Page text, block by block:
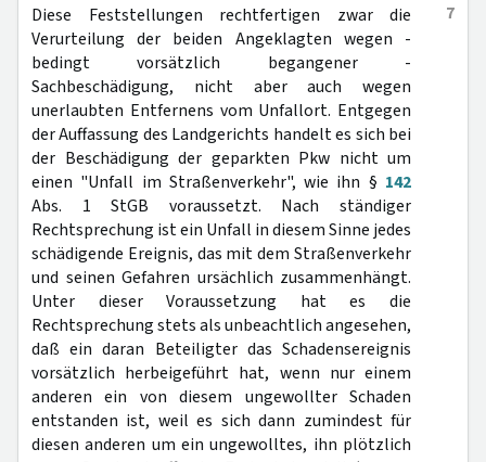
7
Diese Feststellungen rechtfertigen zwar die
Verurteilung der beiden Angeklagten wegen -
bedingt vorsätzlich begangener -
Sachbeschädigung, nicht aber auch wegen
unerlaubten Entfernens vom Unfallort. Entgegen
der Auffassung des Landgerichts handelt es sich bei
der Beschädigung der geparkten Pkw nicht um
einen "Unfall im Straßenverkehr", wie ihn § 142
Abs. 1 StGB voraussetzt. Nach ständiger
Rechtsprechung ist ein Unfall in diesem Sinne jedes
schädigende Ereignis, das mit dem Straßenverkehr
und seinen Gefahren ursächlich zusammenhängt.
Unter dieser Voraussetzung hat es die
Rechtsprechung stets als unbeachtlich angesehen,
daß ein daran Beteiligter das Schadensereignis
vorsätzlich herbeigeführt hat, wenn nur einem
anderen ein von diesem ungewollter Schaden
entstanden ist, weil es sich dann zumindest für
diesen anderen um ein ungewolltes, ihn plötzlich